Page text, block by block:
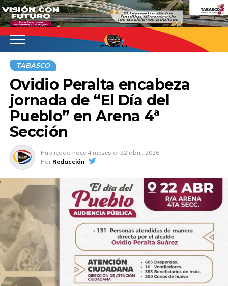
620AM
TABASCO
Ovidio Peralta encabeza
jornada de “El Día del
Pueblo” en Arena 4ª
Sección
Publicado hace 4 meses el 22 abril, 2026
Por Redacción